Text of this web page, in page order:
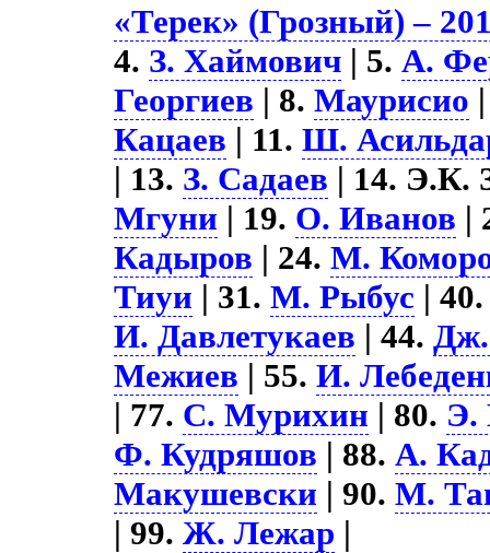
«Терек» (Грозный) –
4. З. Хаймович | 5.А.
Георгиев | 8.Маурисио
Кацаев | 11.Ш.
| 13. З. Садаев | 14. Э.К.
Мгуни | 19. О. Иванов |
Кадыров | 24.М.
Тиуи | 31.М. Рыбус |
И. Давлетукаев | 44.
Межиев | 55.И.
| 77. С. Мурихин | 80. Э.
Ф. Кудряшов | 88.А.
Макушевски | 90.М.
| 99.Ж. Лежар |